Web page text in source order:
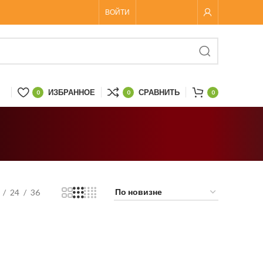
ВОЙТИ
0 ИЗБРАННОЕ 0 СРАВНИТЬ 0
24 36